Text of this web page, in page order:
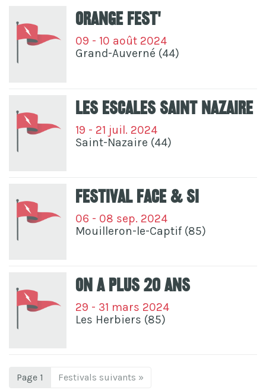
Orange Fest'
09 - 10 août 2024
Grand-Auverné (44)
Les Escales Saint Nazaire
19 - 21 juil. 2024
Saint-Nazaire (44)
Festival Face & Si
06 - 08 sep. 2024
Mouilleron-le-Captif (85)
On A Plus 20 Ans
29 - 31 mars 2024
Les Herbiers (85)
Page 1 Festivals suivants »